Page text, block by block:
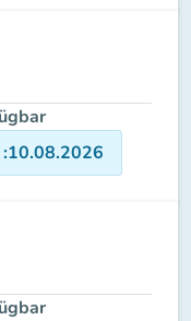
:10.08.2026